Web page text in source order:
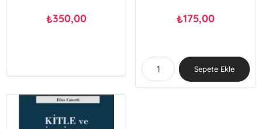
₺350,00 ₺175,00
Sepete Ekle